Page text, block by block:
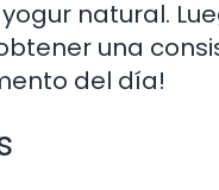
natural.
una
del día!